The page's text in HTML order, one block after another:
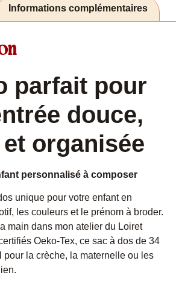
Informations complémentaires
parfait pour
douce,
organisée
personnalisé à composer
unique pour votre enfant en
les couleurs et le prénom à broder.
main dans mon atelier du Loiret
Oeko-Tex, ce sac à dos de 34
pour la crèche, la maternelle ou les